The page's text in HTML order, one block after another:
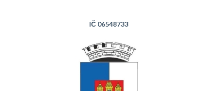
IČ 06548733